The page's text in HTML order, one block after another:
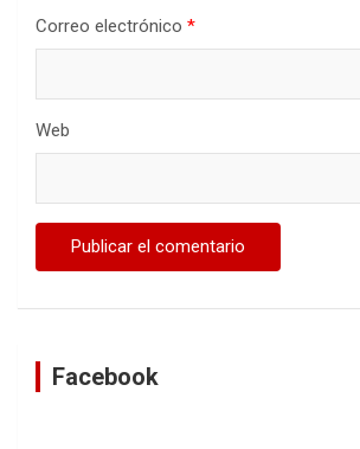
Correo electrónico *
Web
Facebook